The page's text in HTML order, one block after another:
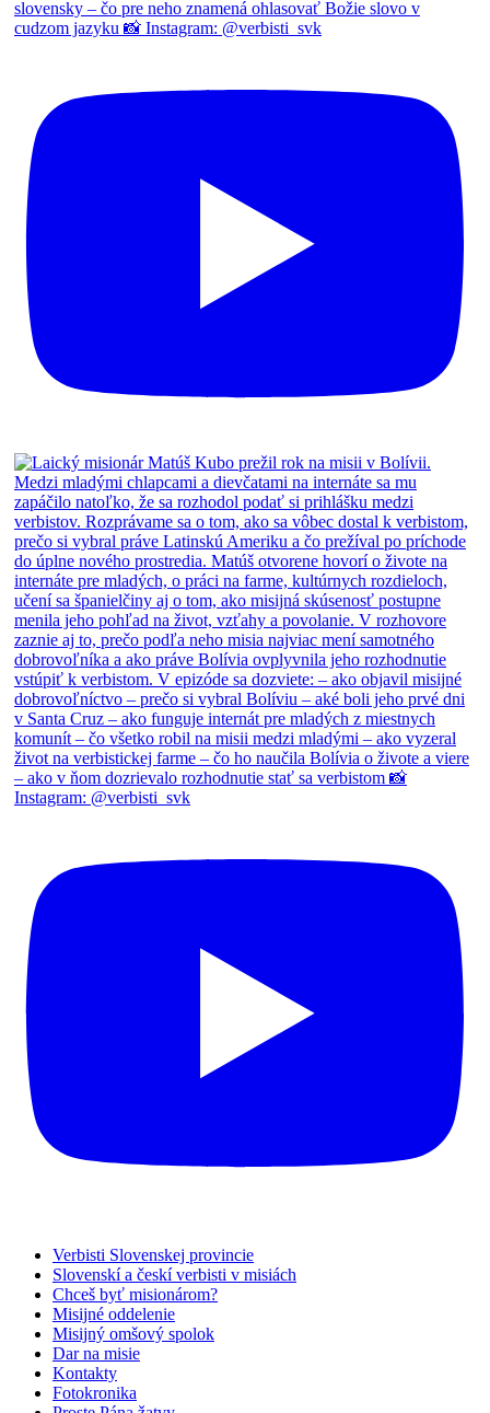
Verbisti Slovenskej provincie
Slovenskí a českí verbisti v misiách
Chceš byť misionárom?
Misijné oddelenie
Misijný omšový spolok
Dar na misie
Kontakty
Fotokronika